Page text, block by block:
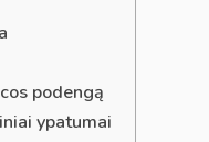
podengą
ypatumai